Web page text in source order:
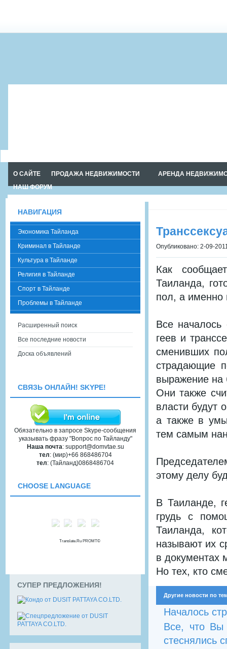
DUSIT PATTAYA
О САЙТЕ ПРОДАЖА НЕДВИЖИМОСТИ
АРЕНДА
НАШ ФОРУМ
Опубликовано: 2-09-
Как
Таиланда,
пол, а именно
Все началось
геев и
сменивших
страдающие
выражение на
Они также
власти будут
а также в
тем самым
этому делу
В Таиланде,
грудь с
Таиланда,
называют их
в документах
Но тех, кто
Другие новости по
Началось
Все, что Вы
стеснялись
НАВИГАЦИЯ
Экономика Тайланда
Криминал в Тайланде
Культура в Тайланде
Религия в Тайланде
Спорт в Тайланде
Проблемы в Тайланде
Расширенный поиск
Все последние новости
Доска объявлений
СВЯЗЬ ОНЛАЙН! SKYPE!
Обязательно в запросе Skype-сообщения
указывать фразу "Вопрос по Тайланду"
Наша почта: support@domvtae.su
тел: (мир)+66 868486704
тел: (Тайланд)0868486704
СHOOSE LANGUAGE
Translate.Ru PROMT©
СУПЕР ПРЕДЛОЖЕНИЯ!